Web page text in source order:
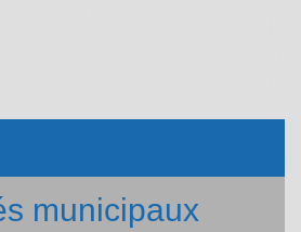
municipaux